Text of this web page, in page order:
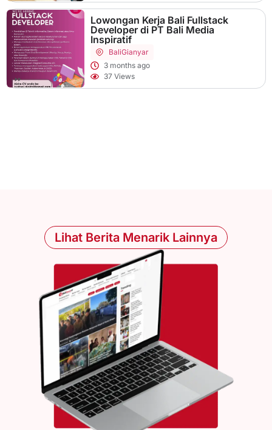
Lowongan Kerja Bali Fullstack
Developer di PT Bali Media
Inspiratif
BaliGianyar
3 months ago
37 Views
Lihat Berita Menarik Lainnya